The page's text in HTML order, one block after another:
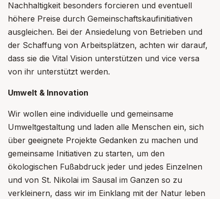
Nachhaltigkeit besonders forcieren und eventuell
höhere Preise durch Gemeinschaftskaufinitiativen
ausgleichen. Bei der Ansiedelung von Betrieben und
der Schaffung von Arbeitsplätzen, achten wir darauf,
dass sie die Vital Vision unterstützen und vice versa
von ihr unterstützt werden.
Umwelt & Innovation
Wir wollen eine individuelle und gemeinsame
Umweltgestaltung und laden alle Menschen ein, sich
über geeignete Projekte Gedanken zu machen und
gemeinsame Initiativen zu starten, um den
ökologischen Fußabdruck jeder und jedes Einzelnen
und von St. Nikolai im Sausal im Ganzen so zu
verkleinern, dass wir im Einklang mit der Natur leben